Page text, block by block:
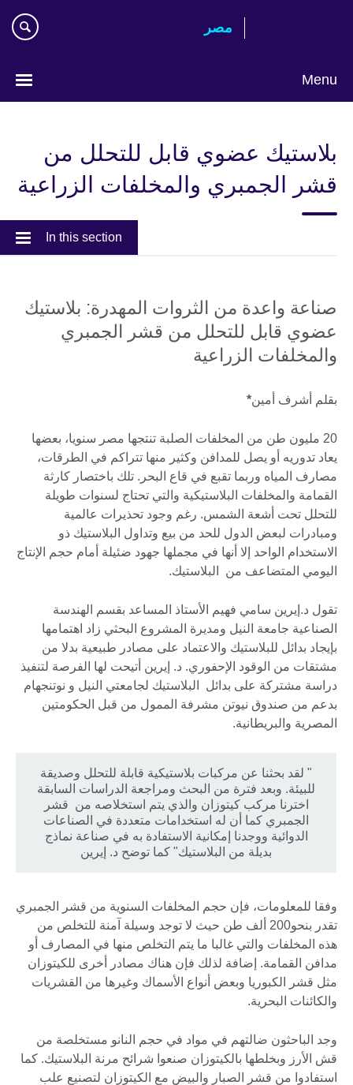
مصر‎
Menu
بلاستيك عضوي قابل للتحلل من
قشر الجمبري والمخلفات الزراعية
In this section
صناعة واعدة من الثروات المهدرة: بلاستيك
عضوي قابل للتحلل من قشر الجمبري
والمخلفات الزراعية
بقلم أشرف أمين*
20 مليون طن من المخلفات الصلبة تنتجها مصر سنويا، بعضها
يعاد تدوريه أو يصل للمدافن وكثير منها تتراكم في الطرقات،
مصارف المياه وربما تقبع في قاع البحر. تلك باختصار كارثة
القمامة والمخلفات البلاستيكية والتي تحتاج لسنوات طويلة
للتحلل تحت أشعة الشمس. رغم وجود تحذيرات عالمية
ومبادرات لبعض الدول للحد من بيع وتداول البلاستيك ذو
الاستخدام الواحد إلا أنها في مجملها جهود ضئيلة أمام حجم الإنتاج
اليومي المتضاعف من البلاستيك.
تقول د.إيرين سامي فهيم الأستاذ المساعد بقسم الهندسة
الصناعية جامعة النيل ومديرة المشروع البحثي زاد اهتمامها
بإيجاد بدائل للبلاستيك والاعتماد على مصادر طبيعية بدلا من
مشتقات من الوقود الإحفوري. د. إيرين أتيحت لها الفرصة لتنفيذ
دراسة مشتركة على بدائل البلاستيك لجامعتي النيل و نوتنجهام
بدعم من صندوق نيوتن مشرفة الممول من قبل الحكومتين
المصرية والبريطانية.
" لقد بحثنا عن مركبات بلاستيكية قابلة للتحلل وصديقة
للبيئة. وبعد فترة من البحث ومراجعة الدراسات السابقة
اخترنا مركب كيتوزان والذي يتم استخلاصه من قشر
الجمبري كما أن له استخدامات متعددة في الصناعات
الدوائية ووجدنا إمكانية الاستفادة به في صناعة نماذج
بديلة من البلاستيك" كما توضح د. إيرين
وفقا للمعلومات، فإن حجم المخلفات السنوية من قشر الجمبري
تقدر بنحو200 ألف طن حيث لا توجد وسيلة آمنة للتخلص من
هذه المخلفات والتي غالبا ما يتم التخلص منها في المصارف أو
مدافن القمامة. إضافة لذلك فإن هناك مصادر أخرى للكيتوزان
مثل قشر الكبوريا وبعض أنواع الأسماك وغيرها من القشريات
والكائنات البحرية.
وجد الباحثون ضالتهم في مواد في حجم النانو مستخلصة من
قش الأرز وبخلطها بالكيتوزان صنعوا شرائح مرنة البلاستيك. كما
استفادوا من قشر الصبار والبيض مع الكيتوزان لتصنيع علب